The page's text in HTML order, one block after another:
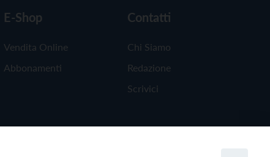
E-Shop
Vendita Online
Abbonamenti
Contatti
Chi Siamo
Redazione
Scrivici